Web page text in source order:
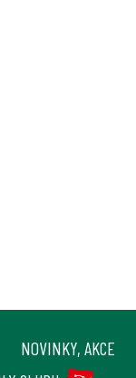
NOVINKY, AKCE